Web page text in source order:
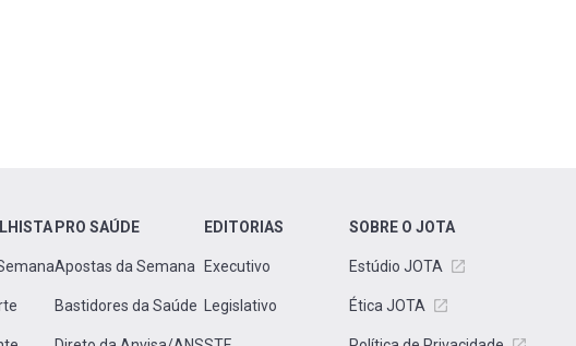
PRO SAÚDE
Apostas da Semana
Bastidores da Saúde
EDITORIAS
Executivo
Legislativo
SOBRE O JOTA
Estúdio JOTA
Ética JOTA